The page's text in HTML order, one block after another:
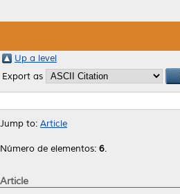
Up a level
Export as
Jump to: Article
Número de elementos: 6.
Article